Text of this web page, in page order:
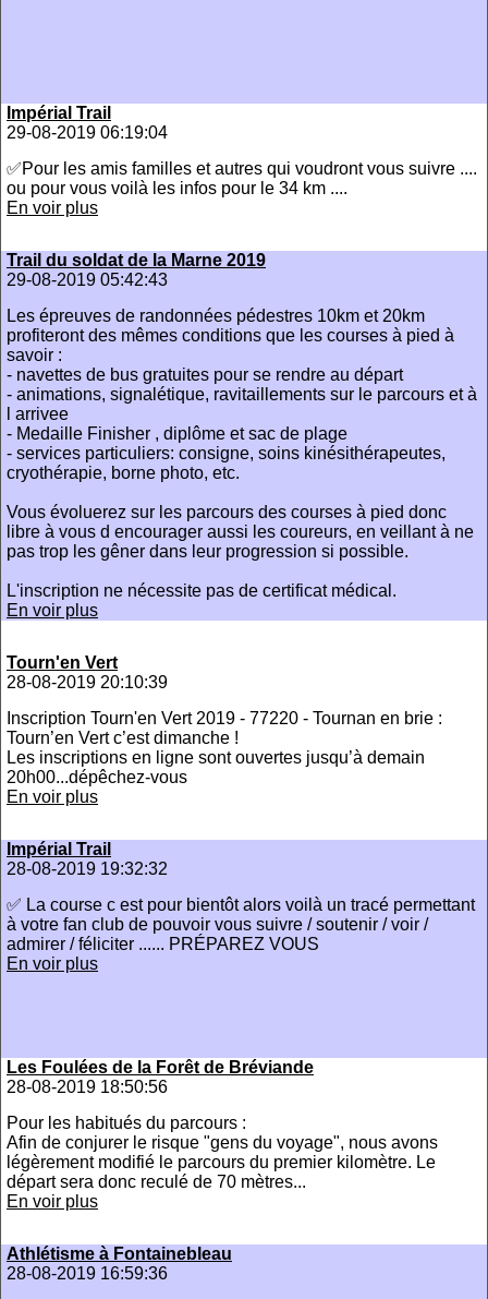
Impérial Trail
29-08-2019 06:19:04
✅Pour les amis familles et autres qui voudront vous suivre ....
ou pour vous voilà les infos pour le 34 km ....
En voir plus
Trail du soldat de la Marne 2019
29-08-2019 05:42:43
Les épreuves de randonnées pédestres 10km et 20km
profiteront des mêmes conditions que les courses à pied à
savoir :
- navettes de bus gratuites pour se rendre au départ
- animations, signalétique, ravitaillements sur le parcours et à
l arrivee
- Medaille Finisher , diplôme et sac de plage
- services particuliers: consigne, soins kinésithérapeutes,
cryothérapie, borne photo, etc.
Vous évoluerez sur les parcours des courses à pied donc
libre à vous d encourager aussi les coureurs, en veillant à ne
pas trop les gêner dans leur progression si possible.
L'inscription ne nécessite pas de certificat médical.
En voir plus
Tourn'en Vert
28-08-2019 20:10:39
Inscription Tourn'en Vert 2019 - 77220 - Tournan en brie :
Tourn’en Vert c’est dimanche !
Les inscriptions en ligne sont ouvertes jusqu’à demain
20h00...dépêchez-vous
En voir plus
Impérial Trail
28-08-2019 19:32:32
✅ La course c est pour bientôt alors voilà un tracé permettant
à votre fan club de pouvoir vous suivre / soutenir / voir /
admirer / féliciter ...... PRÉPAREZ VOUS
En voir plus
Les Foulées de la Forêt de Bréviande
28-08-2019 18:50:56
Pour les habitués du parcours :
Afin de conjurer le risque "gens du voyage", nous avons
légèrement modifié le parcours du premier kilomètre. Le
départ sera donc reculé de 70 mètres...
En voir plus
Athlétisme à Fontainebleau
28-08-2019 16:59:36